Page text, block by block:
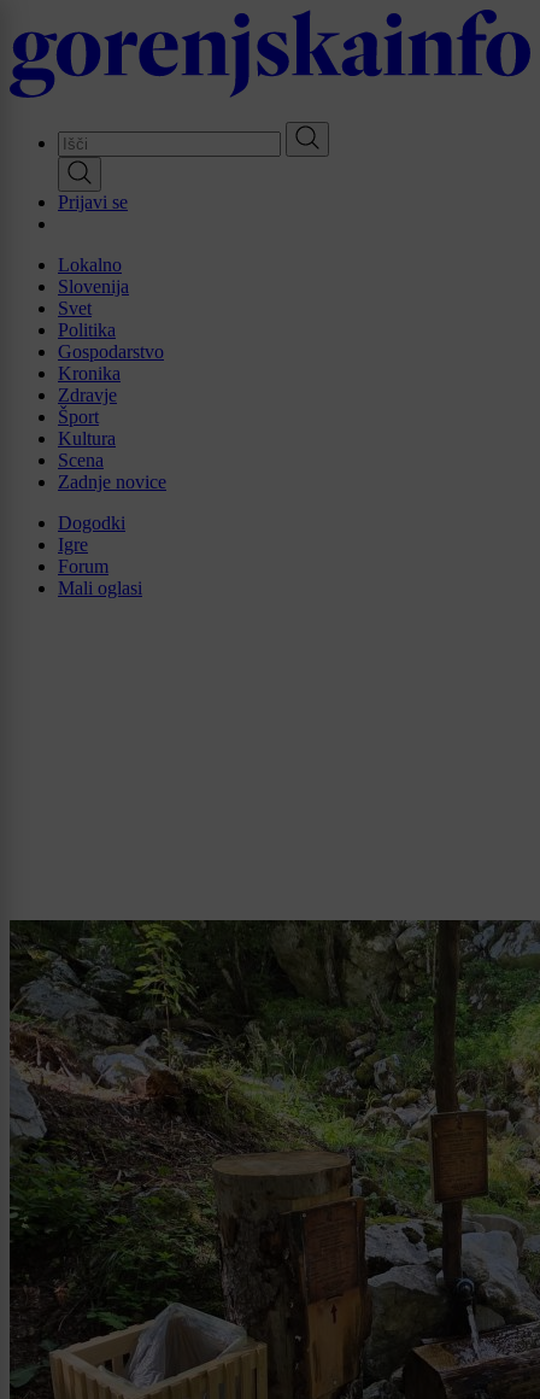
to
main
content
Prijavi se
Lokalno
Slovenija
Svet
Politika
Gospodarstvo
Kronika
Zdravje
Šport
Kultura
Scena
Zadnje novice
Dogodki
Igre
Forum
Mali oglasi